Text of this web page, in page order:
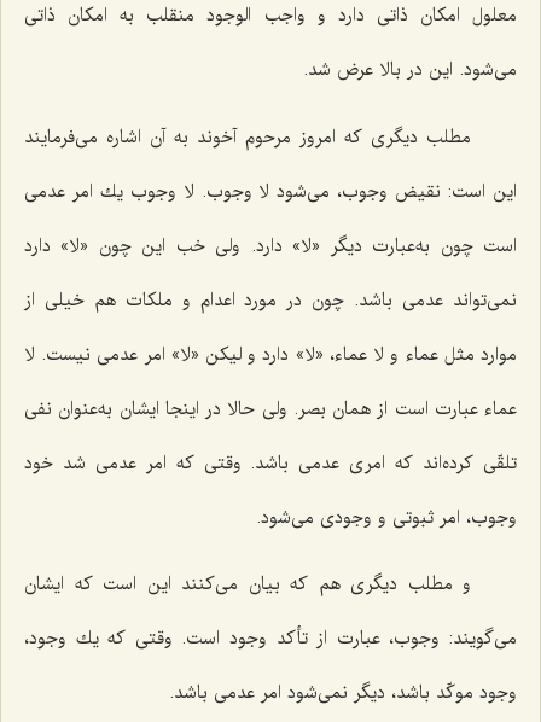
معلول امكان ذاتى دارد و واجب الوجود منقلب به امكان ذاتى
مى‌شود. این در بالا عرض شد.
مطلب دیگرى كه امروز مرحوم آخوند به آن اشاره مى‌فرمایند
این است: نقیض وجوب، مى‌شود لا وجوب. لا وجوب یك امر عدمى
است چون به‌عبارت دیگر «لا» دارد. ولى خب این چون «لا» دارد
نمى‌تواند عدمى باشد. چون در مورد اعدام و ملكات هم خیلى از
موارد مثل عماء و لا عماء، «لا» دارد و لیكن «لا» امر عدمى نیست. لا
عماء عبارت است از همان بصر. ولى حالا در اینجا ایشان به‌عنوان نفى
تلقّى كرده‌اند كه امرى عدمى باشد. وقتى كه امر عدمى شد خود
وجوب، امر ثبوتى و وجودى مى‌شود.
و مطلب دیگرى هم كه بیان مى‌كنند این است که ایشان
مى‌گویند: وجوب، عبارت از تأكد وجود است. وقتى كه یك وجود،
وجود موكّد باشد، دیگر نمى‌شود امر عدمى باشد.